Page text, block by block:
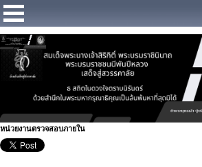
หน่วยงานตรวจสอบภายใน